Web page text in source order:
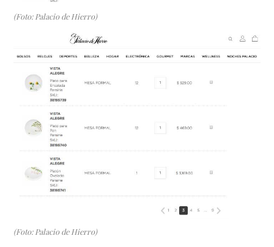
(Foto: Palacio de Hierro)
(Foto: Palacio de Hierro)